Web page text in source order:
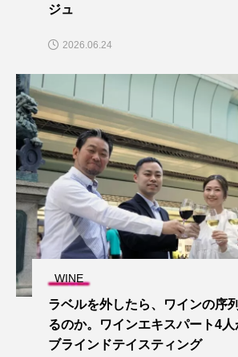
ジュ
2026.06.24
WINE
ラベルを外したら、ワインの序
るのか。ワインエキスパート4
ブラインドテイスティング